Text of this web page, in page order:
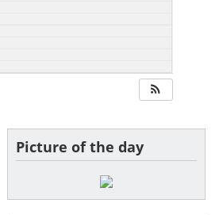
Picture of the day